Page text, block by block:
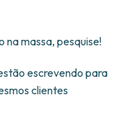
massa, pesquise!
escrevendo para
clientes